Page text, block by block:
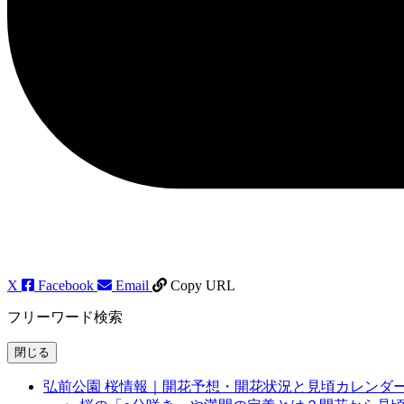
X Facebook Email Copy URL
フリーワード検索
閉じる
弘前公園 桜情報｜開花予想・開花状況と見頃カレンダ